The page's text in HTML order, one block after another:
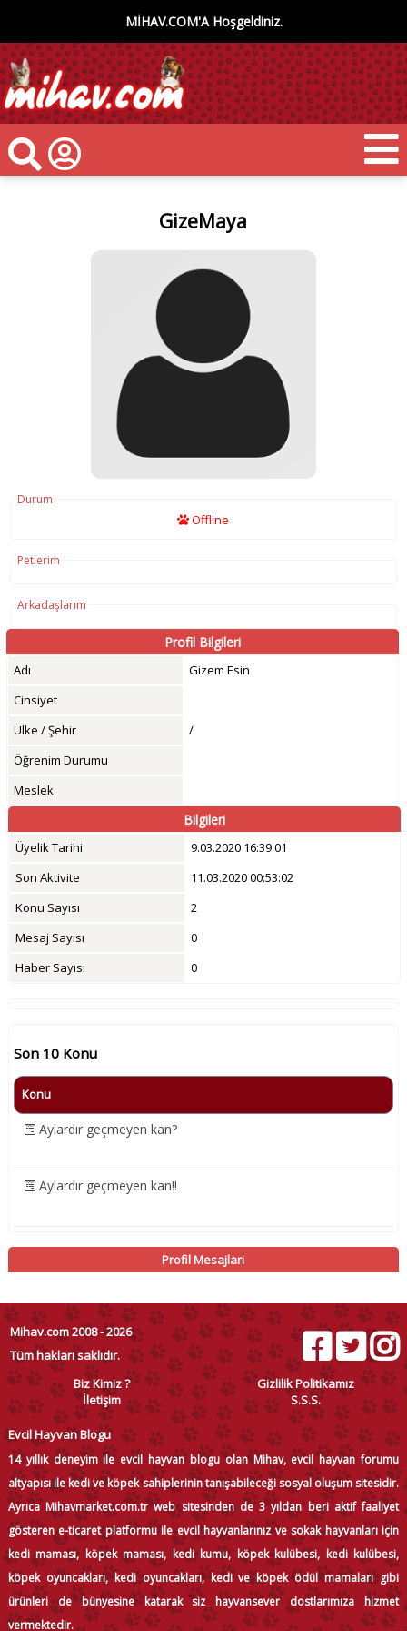
MİHAV.COM'A Hoşgeldiniz.
GizeMaya
Durum
Offline
Petlerim
Arkadaşlarım
Profil Bilgileri
Adı
Gizem Esin
Cinsiyet
Ülke / Şehir
/
Öğrenim Durumu
Meslek
Bilgileri
Üyelik Tarihi
9.03.2020 16:39:01
Son Aktivite
11.03.2020 00:53:02
Konu Sayısı
2
Mesaj Sayısı
0
Haber Sayısı
0
Son 10 Konu
Konu
Aylardır geçmeyen kan?
Aylardır geçmeyen kan!!
Profil Mesajlari
Mihav.com 2008 - 2026
Tüm hakları saklıdır.
Biz Kimiz ?
Gizlilik Politikamız
İletişim
S.S.S.
Evcil Hayvan Blogu
14 yıllık deneyim ile evcil hayvan blogu olan Mihav, evcil hayvan forumu
altyapısı ile kedi ve köpek sahiplerinin tanışabileceği sosyal oluşum sitesidir.
Ayrıca Mihavmarket.com.tr web sitesinden de 3 yıldan beri aktif faaliyet
gösteren e-ticaret platformu ile evcil hayvanlarınız ve sokak hayvanları için
kedi maması, köpek maması, kedi kumu, köpek kulübesi, kedi kulübesi,
köpek oyuncakları, kedi oyuncakları, kedi ve köpek ödül mamaları gibi
ürünleri de bünyesine katarak siz hayvansever dostlarımıza hizmet
vermektedir.